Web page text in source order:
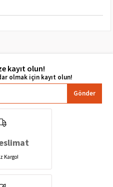
kayıt olun!
Gönder
Kargo!